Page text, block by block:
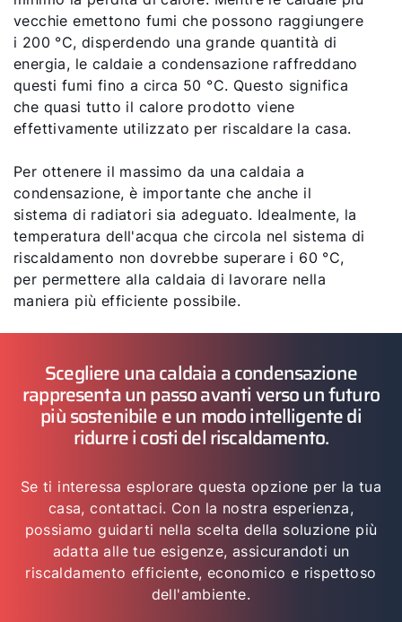
vecchie emettono fumi che possono raggiungere
i 200 °C, disperdendo una grande quantità di
energia, le caldaie a condensazione raffreddano
questi fumi fino a circa 50 °C. Questo significa
che quasi tutto il calore prodotto viene
effettivamente utilizzato per riscaldare la casa.
Per ottenere il massimo da una caldaia a
condensazione, è importante che anche il
sistema di radiatori sia adeguato. Idealmente, la
temperatura dell'acqua che circola nel sistema di
riscaldamento non dovrebbe superare i 60 °C,
per permettere alla caldaia di lavorare nella
maniera più efficiente possibile.
Scegliere una caldaia a condensazione
rappresenta un passo avanti verso un futuro
più sostenibile e un modo intelligente di
ridurre i costi del riscaldamento.
Se ti interessa esplorare questa opzione per la tua
casa, contattaci. Con la nostra esperienza,
possiamo guidarti nella scelta della soluzione più
adatta alle tue esigenze, assicurandoti un
riscaldamento efficiente, economico e rispettoso
dell'ambiente.